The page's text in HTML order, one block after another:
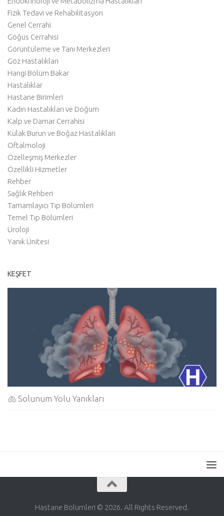
Fizik Tedavi ve Rehabilitasyon
Genel Cerrahi
Göğüs Cerrahisi
Görüntüleme ve Tanı Merkezleri
Göz Hastalıkları
Hangi Bölüm Bakar
Hastalıklar
Hastane Birimleri
Kadın Hastalıkları ve Doğum
Kalp ve Damar Cerrahisi
Kulak Burun ve Boğaz Hastalıkları
Oftalmoloji
Özelleşmiş Merkezler
Özellikli Hizmetler
Rehber
Sağlık Rehberi
Tamamlayıcı Tıp Bölümleri
Temel Tıp Bölümleri
Üroloji
Yanık Ünitesi
KEŞFET
🫁 Solunum Yolu Yanıkları
Hastane Bölümleri © 2026. All Rights Reserved.